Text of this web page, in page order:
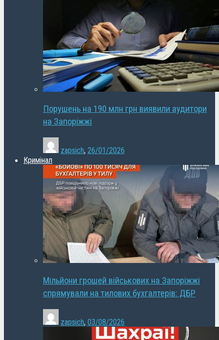
Порушень на 190 млн грн виявили аудитори
на Запоріжжі
zapsich, 26/01/2026
Кримінал
Мільйони грошей військових на Запоріжжі
спрямували на тилових бухгалтерів: ДБР
zapsich, 03/08/2026